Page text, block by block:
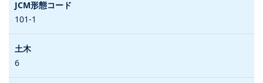
101-1
6